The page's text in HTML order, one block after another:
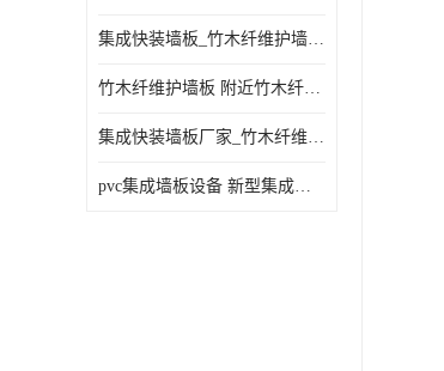
集成快装墙板_竹木纤维护墙板厂家_竹木纤维集成墙板厂家
竹木纤维护墙板 附近竹木纤维集成墙板厂
集成快装墙板厂家_竹木纤维护墙板厂家_竹木纤维集成墙板厂家
pvc集成墙板设备 新型集成墙板 厂家供应